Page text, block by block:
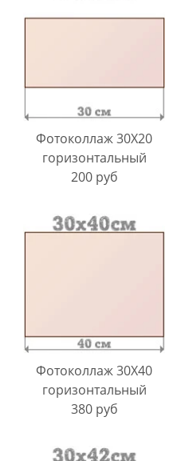
Фотоколлаж 30Х20
горизонтальный
200 руб
Фотоколлаж 30X40
горизонтальный
380 руб